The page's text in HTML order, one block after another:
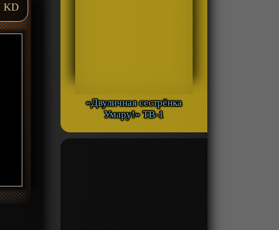
KD
«Двуличная сестрёнка
Умару!» ТВ-1